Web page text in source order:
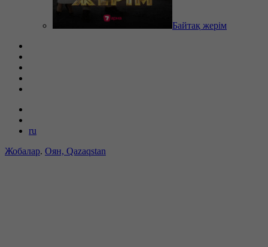
Байтақ жерім
ru
Жобалар. Оян, Qazaqstan